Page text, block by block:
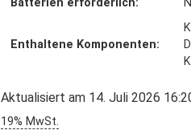
Batterien erforderlich
Enthaltene Komponenten
Aktualisiert am 14. Juli 2026
19% MwSt.